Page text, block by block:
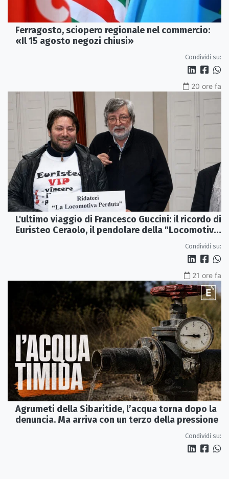
Ferragosto, sciopero regionale nel commercio:
«Il 15 agosto negozi chiusi»
Condividi su:
20 ore fa
L'ultimo viaggio di Francesco Guccini: il ricordo di
Euristeo Ceraolo, il pendolare della "Locomotiva
Condividi su:
21 ore fa
Agrumeti della Sibaritide, l’acqua torna dopo la
denuncia. Ma arriva con un terzo della pressione
Condividi su: